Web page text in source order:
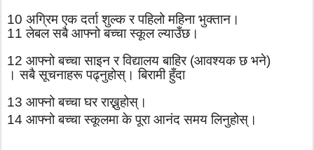
10 अग्रिम एक दर्ता शुल्क र पहिलो महिना भुक्तान।
11 लेबल सबै आफ्नो बच्चा स्कूल ल्याउँछ।
12 आफ्नो बच्चा साइन र विद्यालय बाहिर (आवश्यक छ भने)
।सबै सूचनाहरू पढ्नुहोस्।बिरामी हुँदा
13 आफ्नो बच्चा घर राख्नुहोस्।
14 आफ्नो बच्चा स्कूलमा के पूरा आनंद समय लिनुहोस्।